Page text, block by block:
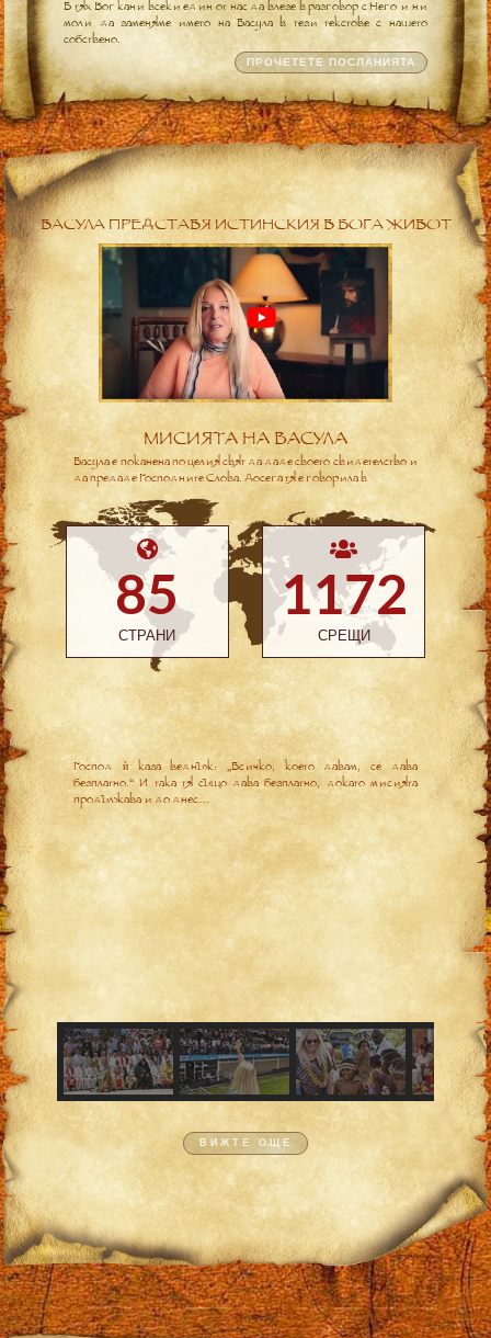
В тях Бог кани всеки един от нас да влезе в разговор с Него и ни
моли да заменяме името на Васула в тези текстове с нашето
собствено.
ПРОЧЕТЕТЕ ПОСЛАНИЯТА
ВАСУЛА ПРЕДСТАВЯ ИСТИНСКИЯ В БОГА ЖИВОТ
МИСИЯТА НА ВАСУЛА
Васула е поканена по целия свят да даде своето свидетелство и
да предаде Господните Слова. Досега тя е говорила в
85
СТРАНИ
1172
СРЕЩИ
Господ ѝ каза веднъж: „Всичко, което давам, се дава
безплатно.“ И така тя също дава безплатно, докато мисията
продължава и до днес…
ВИЖТЕ ОЩЕ